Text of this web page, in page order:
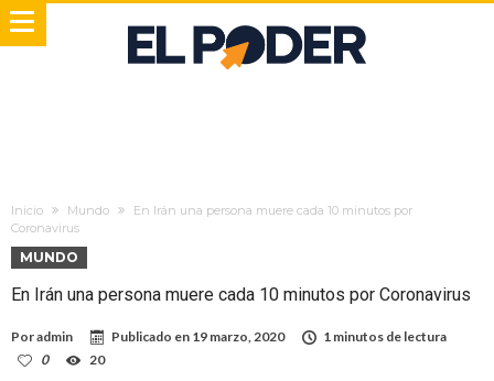
Inicio Mundo
En Irán una persona muere cada 10 minutos por
Coronavirus
MUNDO
En Irán una persona muere cada 10 minutos por Coronavirus
Poradmin Publicado en 19 marzo, 2020
1 minutos de lectura
0
20